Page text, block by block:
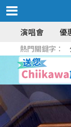
演唱會 優
熱門關鍵字：